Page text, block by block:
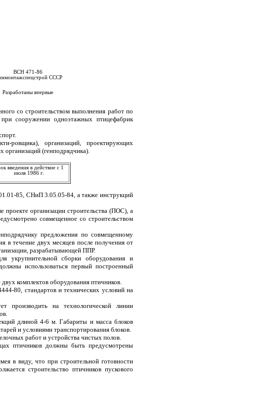
ВСН 471-86
СССР
Разработаны впервые
со строительством выполнения работ по
сооружении одноэтажных птицефабрик
ровщика), организаций, проектирующих
(генподрядчика).
введения в действие с 1
июля 1986 г.
85, СНиП 3.05.05-84, а также инструкций
организации строительства (ПОС), а
совмещенное со строительством
предложения по совмещенному
течение двух месяцев после получения от
разрабатывающей ППР.
сборки оборудования и
использоваться первый построенный
комплектов оборудования птичников.
80, стандартов и технических условий на
производить на технологической линии
длиной 4-6 м. Габариты и масса блоков
и условиями транспортирования блоков.
работ и устройства чистых полов.
птичников должны быть предусмотрены
в виду, что при строительной готовности
строительство птичников пускового